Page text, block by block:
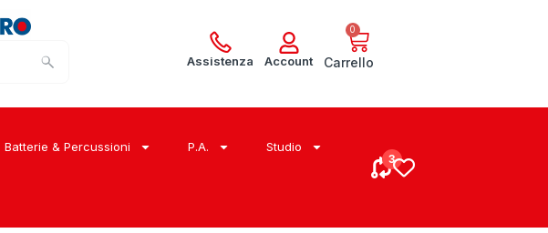
Assistenza Account
0
Carrello
Batterie & Percussioni P.A. Studio